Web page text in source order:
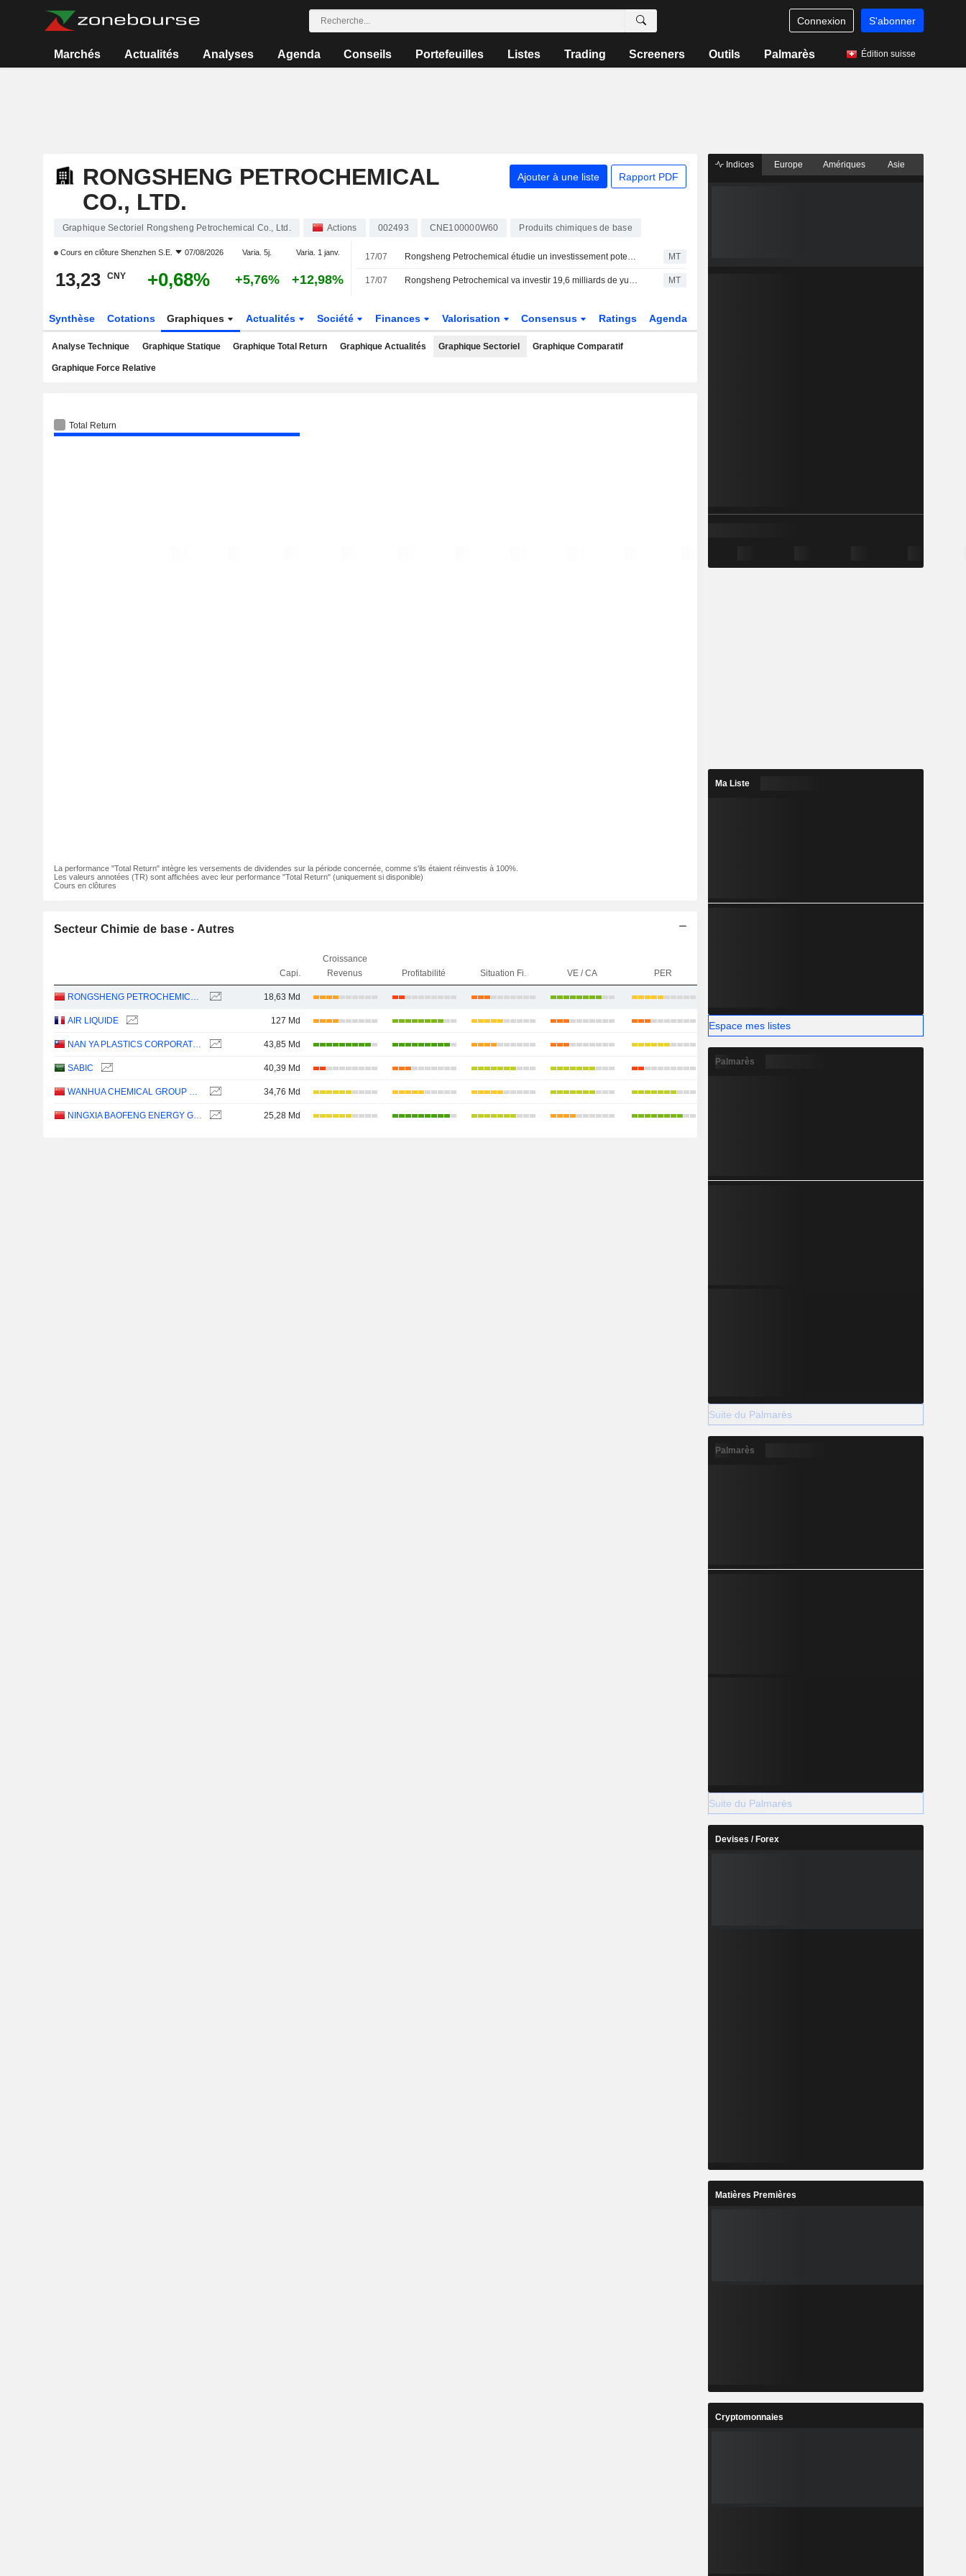
Connexion S'abonner
Marchés Actualités Analyses Agenda Conseils Portefeuilles Listes Trading Screeners Outils Palmarès Édition suisse
RONGSHENG PETROCHEMICAL
CO., LTD.
Ajouter à une liste Rapport PDF
Graphique Sectoriel Rongsheng Petrochemical Co., Ltd. Actions 002493 CNE100000W60 Produits chimiques de base
Cours en clôture Shenzhen S.E. 07/08/2026 Varia. 5j. Varia. 1 janv.
13,23 CNY +0,68% +5,76% +12,98%
17/07 Rongsheng Petrochemical étudie un investissement potentiel d'une filiale d'Aramco dans un projet de nouveaux matériaux ; l'action grimpe de 3 % MT
17/07 Rongsheng Petrochemical va investir 19,6 milliards de yuans dans un projet de modernisation MT
Synthèse Cotations Graphiques Actualités Société Finances Valorisation Consensus Ratings Agenda
Analyse Technique Graphique Statique Graphique Total Return Graphique Actualités Graphique Sectoriel Graphique Comparatif
Graphique Force Relative
Total Return
La performance "Total Return" intègre les versements de dividendes sur la période concernée, comme s'ils étaient réinvestis à 100%.
Les valeurs annotées (TR) sont affichées avec leur performance "Total Return" (uniquement si disponible)
Cours en clôtures
Secteur Chimie de base - Autres
Capi.
Croissance
Revenus
Profitabilité Situation Fi. VE / CA PER
RONGSHENG PETROCHEMICAL CO., LTD. 18,63 Md
AIR LIQUIDE 127 Md
NAN YA PLASTICS CORPORATION 43,85 Md
SABIC 40,39 Md
WANHUA CHEMICAL GROUP CO., LTD. 34,76 Md
NINGXIA BAOFENG ENERGY GROUP CO., LTD. 25,28 Md
Indices Europe Amériques Asie
Ma Liste
Espace mes listes
Palmarès
Suite du Palmarès
Palmarès
Suite du Palmarès
Devises / Forex
Matières Premières
Cryptomonnaies